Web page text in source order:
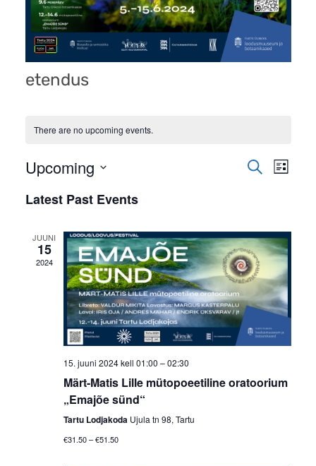
etendus
There are no upcoming events.
Events
Views
Search
List
Upcoming
date.
Latest Past Events
JUUNI
15
2024
15. juuni 2024 kell 01:00 –02:30
Märt-Matis Lille mütopoeetiline oratoorium
„Emajõe sünd“
Tartu Lodjakoda Ujula tn 98, Tartu
€31.50 – €51.50